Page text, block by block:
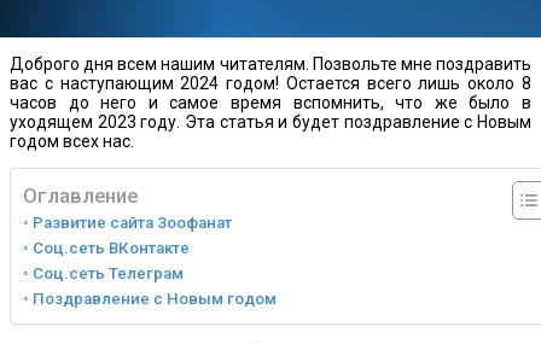
Доброго дня всем нашим читателям. Позвольте мне поздравить
вас с наступающим 2024 годом! Остается всего лишь около 8
часов до него и самое время вспомнить, что же было в
уходящем 2023 году. Эта статья и будет поздравление с Новым
годом всех нас.
Оглавление
Развитие сайта Зоофанат
Соц.сеть ВКонтакте
Соц.сеть Телеграм
Поздравление с Новым годом